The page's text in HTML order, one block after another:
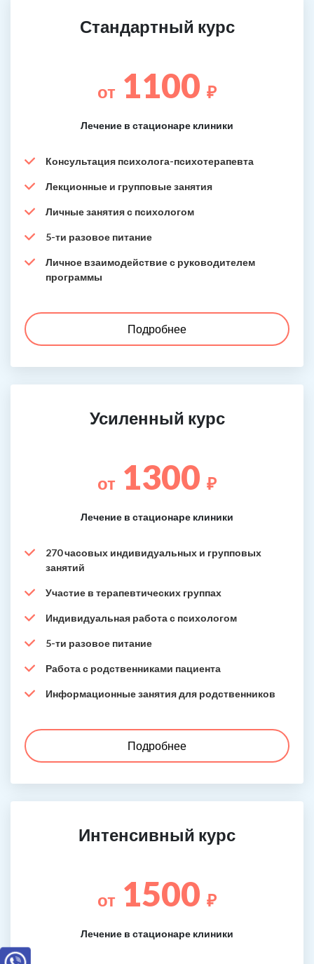
Стандартный курс
от 1100 ₽
Лечение в стационаре клиники
Консультация психолога-психотерапевта
Лекционные и групповые занятия
Личные занятия с психологом
5-ти разовое питание
Личное взаимодействие с руководителем
программы
Подробнее
Усиленный курс
от 1300 ₽
Лечение в стационаре клиники
270 часовых индивидуальных и групповых
занятий
Участие в терапевтических группах
Индивидуальная работа с психологом
5-ти разовое питание
Работа с родственниками пациента
Информационные занятия для родственников
Подробнее
Интенсивный курс
от 1500 ₽
Лечение в стационаре клиники